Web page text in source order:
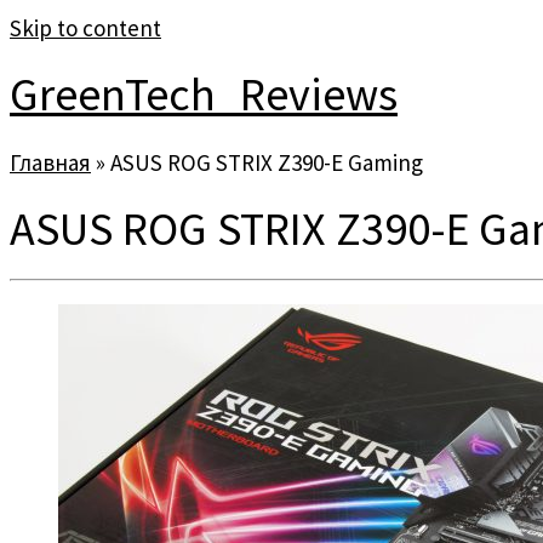
Skip to content
GreenTech_Reviews
Главная » ASUS ROG STRIX Z390-E Gaming
ASUS ROG STRIX Z390-E